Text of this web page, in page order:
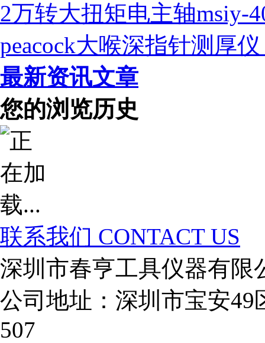
2万转大扭矩电主轴msiy-
peacock大喉深指针测厚
最新资讯文章
您的浏览历史
联系我们 CONTACT US
深圳市春亨工具仪器有限
公司地址：深圳市宝安
507